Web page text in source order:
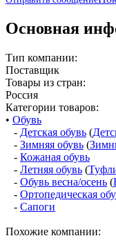
Основная
Тип компании:
Поставщик
Товары из стран:
Россия
Категории товаров:
• Обувь
- Детская обувь (
- Зимняя обувь (
- Кожаная обувь
- Летняя обувь (
- Обувь весна/осень (
- Ортопедическая
- Сапоги
Похожие компании: